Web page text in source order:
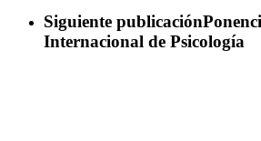
Siguiente publicación
Internacional de Psicología